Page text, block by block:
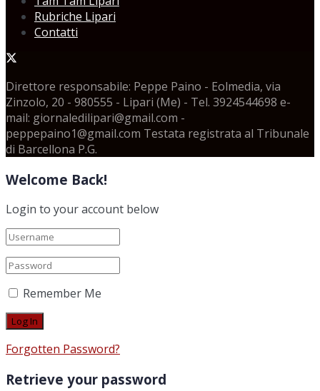
Rubriche Lipari
Contatti
Direttore responsabile: Peppe Paino - Eolmedia, via
Zinzolo, 20 - 980555 - Lipari (Me) - Tel. 3924544698 e-
mail: giornaledilipari@gmail.com -
peppepaino1@gmail.com Testata registrata al Tribunale
di Barcellona P.G.
Welcome Back!
Login to your account below
Remember Me
Forgotten Password?
Retrieve your password